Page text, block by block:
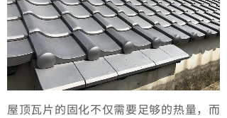
屋顶瓦片的固化不仅需要足够的热量，而